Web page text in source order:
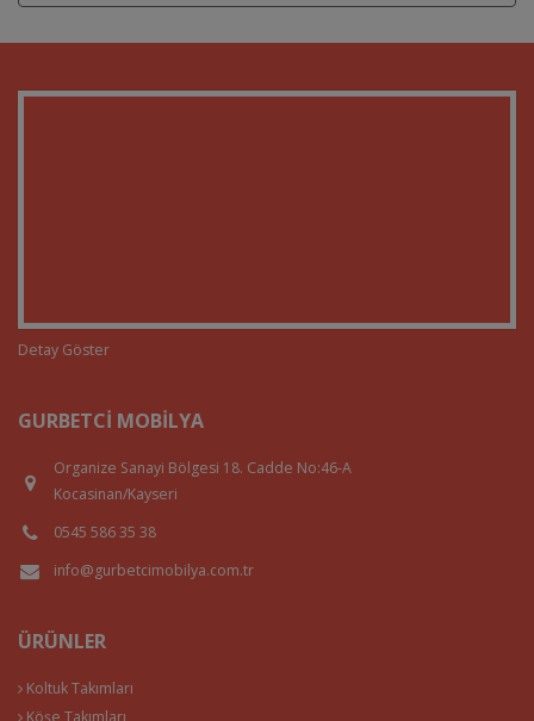
Detay Göster
GURBETCI MOBILYA
Organize Sanayi Bölgesi 18. Cadde No:46-A
Kocasinan/Kayseri
0545 586 35 38
info@gurbetcimobilya.com.tr
ÜRÜNLER
Koltuk Takımları